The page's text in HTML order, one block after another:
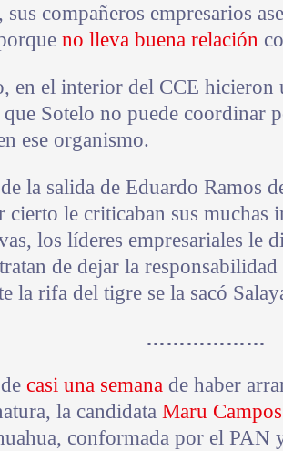
sus compañeros empresarios
no lleva buena relación
en el interior del CCE hicieron
que Sotelo no puede coordinar
ese organismo.
la salida de Eduardo Ramos
cierto le criticaban sus muchas
los líderes empresariales le
de dejar la
la rifa del tigre se la sacó
………………
casi una semana de haber
la candidata Maru Campos
conformada por el PAN